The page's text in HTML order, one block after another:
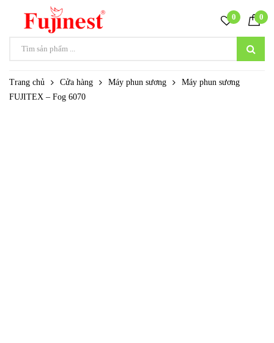
0 0
Trang chủ Cửa hàng Máy phun sương
Máy phun sương
FUJITEX – Fog 6070